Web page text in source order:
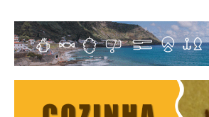
content
Cultura Gastronómica dos Açores